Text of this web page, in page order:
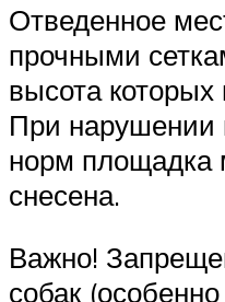
Отведенное
прочными
высота
При нарушении
норм площадка
снесена.
Важно!
собак